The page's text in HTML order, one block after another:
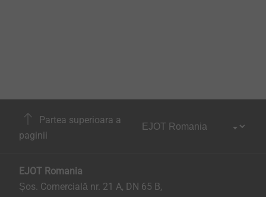
Partea superioara a
paginii
EJOT Romania
Șos. Comercială nr. 21 A, DN 65 B,